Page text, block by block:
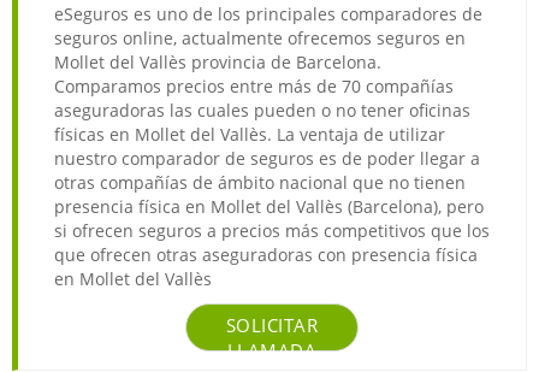
eSeguros es uno de los principales comparadores de
seguros online, actualmente ofrecemos seguros en
Mollet del Vallès provincia de Barcelona.
Comparamos precios entre más de 70 compañías
aseguradoras las cuales pueden o no tener oficinas
físicas en Mollet del Vallès. La ventaja de utilizar
nuestro comparador de seguros es de poder llegar a
otras compañías de ámbito nacional que no tienen
presencia física en Mollet del Vallès (Barcelona), pero
si ofrecen seguros a precios más competitivos que los
que ofrecen otras aseguradoras con presencia física
en Mollet del Vallès
SOLICITAR
LLAMADA